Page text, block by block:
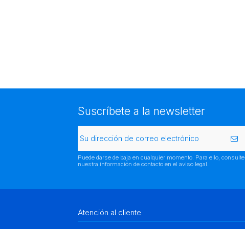
Suscríbete a la newsletter
Puede darse de baja en cualquier momento. Para ello, consulte
nuestra información de contacto en el aviso legal.
Atención al cliente